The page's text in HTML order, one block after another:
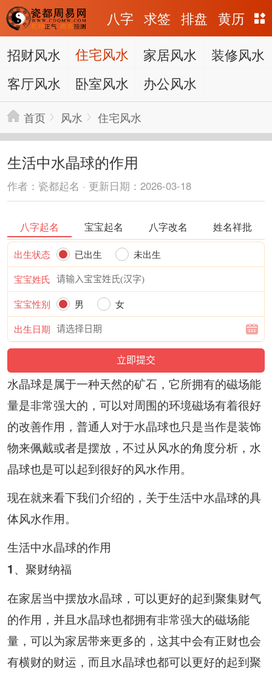
八字 求签 排盘 黄历
招财风水
住宅风水 家居风水
装修风水
客厅风水
卧室风水 办公风水
首页 风水 住宅风水
生活中水晶球的作用
作者：瓷都起名 · 更新日期：2026-03-18
八字起名 宝宝起名 八字改名 姓名祥批
出生状态 已出生
未出生
宝宝姓氏
宝宝性别
男
女
出生日期
水晶球是属于一种天然的矿石，它所拥有的磁场能
量是非常强大的，可以对周围的环境磁场有着很好
的改善作用，普通人对于水晶球也只是当作是装饰
物来佩戴或者是摆放，不过从风水的角度分析，水
晶球也是可以起到很好的风水作用。
现在就来看下我们介绍的，关于生活中水晶球的具
体风水作用。
生活中水晶球的作用
1、聚财纳福
在家居当中摆放水晶球，可以更好的起到聚集财气
的作用，并且水晶球也都拥有非常强大的磁场能
量，可以为家居带来更多的，这其中会有正财也会
有横财的财运，而且水晶球也都可以更好的起到聚